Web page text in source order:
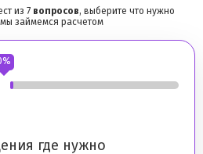
из 7вопросов, выберите что нужно
мы займемся расчетом
где нужно